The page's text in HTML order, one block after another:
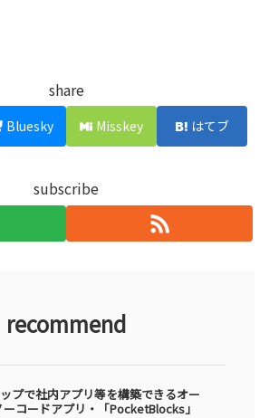
share
Bluesky Misskey はてブ
subscribe
recommend
プで社内アプリ等を構築できるオー
コードアプリ・「PocketBlocks」